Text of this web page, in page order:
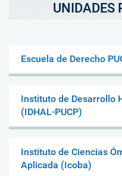
UNIDADES
Escuela de Derecho
Instituto de Desarrollo
(IDHAL-PUCP)
Instituto de Ciencias
Aplicada (Icoba)